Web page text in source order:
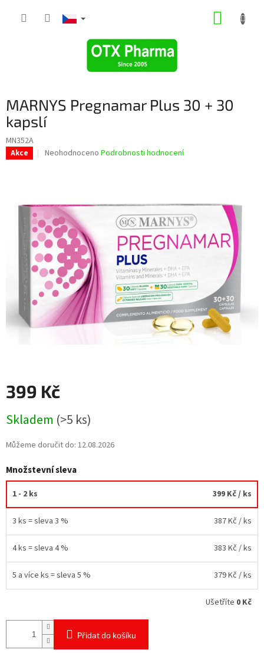
MARNYS Pregnamar Plus 30 + 30
kapslí
MN352A
Akce
Průměrné
z
5
hvězdiček.
Neohodnoceno Podrobnosti hodnocení
399 Kč
cena:
Skladem (>5 ks)
Můžeme doručit do: 12.08.2026
Množstevní sleva
1 - 2 ks 399 Kč/ ks
3 ks = sleva 3 % 387 Kč / ks
4 ks = sleva 4 % 383 Kč / ks
5 a více ks = sleva 5 % 379 Kč / ks
Ušetříte 0 Kč
Přidat do košíku